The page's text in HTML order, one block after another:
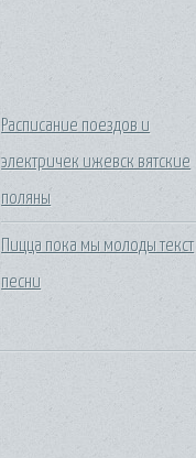
Расписание поездов и
электричек ижевск вятские
поляны
Пицца пока мы молоды текст
песни